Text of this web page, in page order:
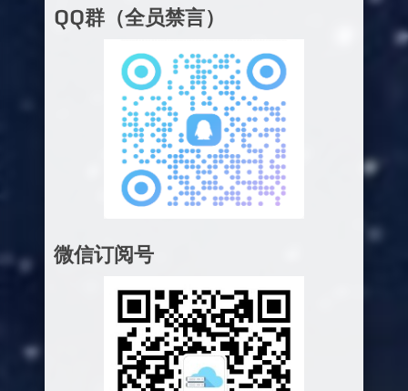
QQ群（全员禁言）
微信订阅号